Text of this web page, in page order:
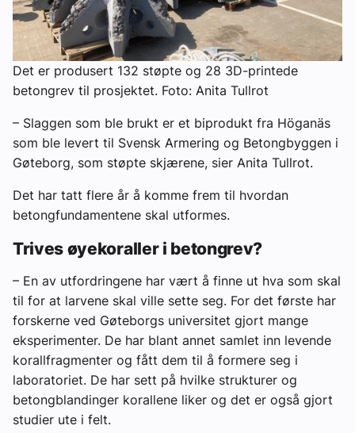
Det er produsert 132 støpte og 28 3D-printede
betongrev til prosjektet. Foto: Anita Tullrot
– Slaggen som ble brukt er et biprodukt fra Höganäs
som ble levert til Svensk Armering og Betongbyggen i
Gøteborg, som støpte skjærene, sier Anita Tullrot.
Det har tatt flere år å komme frem til hvordan
betongfundamentene skal utformes.
Trives øyekoraller i betongrev?
– En av utfordringene har vært å finne ut hva som skal
til for at larvene skal ville sette seg. For det første har
forskerne ved Gøteborgs universitet gjort mange
eksperimenter. De har blant annet samlet inn levende
korallfragmenter og fått dem til å formere seg i
laboratoriet. De har sett på hvilke strukturer og
betongblandinger korallene liker og det er også gjort
studier ute i felt.